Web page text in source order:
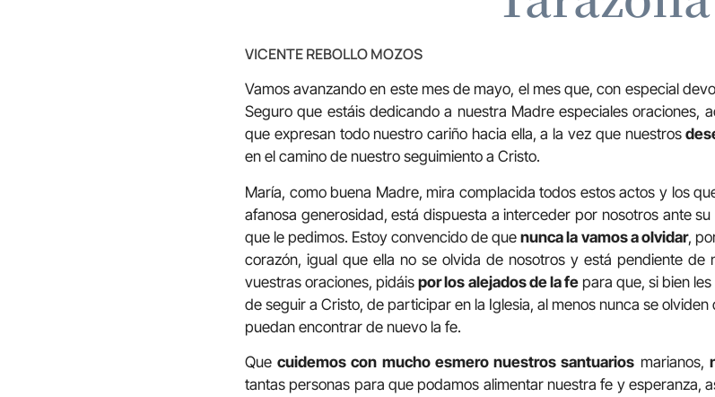
VICENTE REBOLLO MOZOS
Vamos avanzando en este mes de mayo, el mes que, con especial
Seguro que estáis dedicando a nuestra Madre especiales oraciones,
que expresan todo nuestro cariño hacia ella, a la vez que nuestros
en el camino de nuestro seguimiento a Cristo.
María, como buena Madre, mira complacida todos estos actos y los
afanosa generosidad, está dispuesta a interceder por nosotros ante
que le pedimos. Estoy convencido de quenunca la vamos a olvidar,
corazón, igual que ella no se olvida de nosotros y está pendiente de
vuestras oraciones, pidáispor los alejados de la fepara que, si bien
de seguir a Cristo, de participar en la Iglesia, al menos nunca se
puedan encontrar de nuevo la fe.
Quecuidemos con mucho esmero nuestros santuarios marianos,
tantas personas para que podamos alimentar nuestra fe y esperanza,